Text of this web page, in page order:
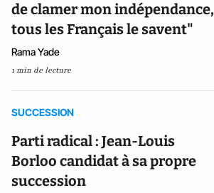
de clamer mon indépendance,
tous les Français le savent"
Rama Yade
1 min de lecture
SUCCESSION
Parti radical : Jean-Louis
Borloo candidat à sa propre
succession